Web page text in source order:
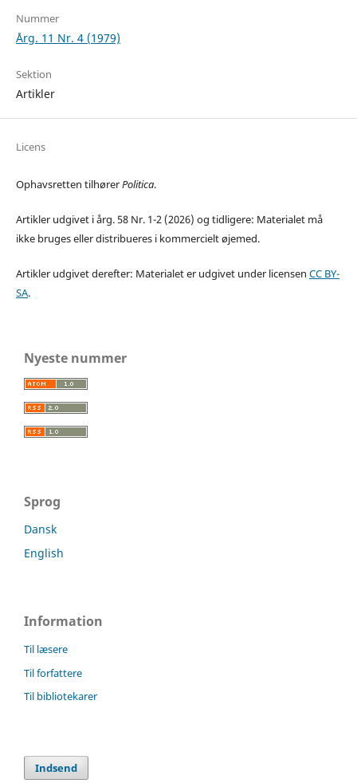
Nummer
Årg. 11 Nr. 4 (1979)
Sektion
Artikler
Licens
Ophavsretten tilhørerPolitica.
Artikler udgivet i årg. 58 Nr. 1-2 (2026) og tidligere: Materialet må
ikke bruges eller distribueres i kommercielt øjemed.
Artikler udgivet derefter: Materialet er udgivet under licensen CC BY-
SA.
Nyeste nummer
Sprog
Dansk
English
Information
Til læsere
Til forfattere
Til bibliotekarer
Indsend